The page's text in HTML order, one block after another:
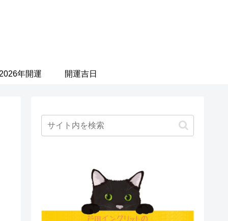
年開運 開運吉日